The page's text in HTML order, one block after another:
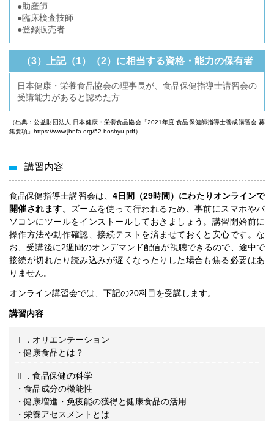
●助産師
●臨床検査技師
●登録販売者
（3）上記（1）（2）に相当する資格・能力の保有者
日本健康・栄養食品協会の理事長が、食品保健指導士講習会の
受講能力があると認めた方
（出典：公益財団法人 日本健康・栄養食品協会「2021年度 食品保健師指導士養成講習会 募
集要項」 https://www.jhnfa.org/52-boshyu.pdf）
講習内容
食品保健指導士講習会は、 4日間（29時間）にわたりオンラインで
開催されます。
ズームを使って行われるため、事前にスマホやパ
ソコンにツールをインストールしておきましょう。講習開始前に
操作方法や動作確認、接続テストを済ませておくと安心です。な
お、受講後に2週間のオンデマンド配信が視聴できるので、途中で
接続が切れたり読み込みが遅くなったりした場合も焦る必要はあ
りません。
オンライン講習会では、下記の20科目を受講します。
講習内容
Ⅰ．オリエンテーション
・健康食品とは？
Ⅱ．食品保健の科学
・食品成分の機能性
・健康増進・免疫能の獲得と健康食品の活用
・栄養アセスメントとは